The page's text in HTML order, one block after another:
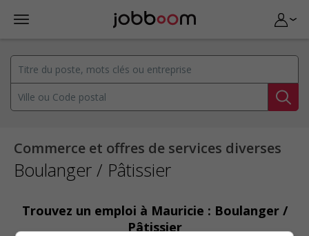
Commerce et offres de services diverses
Boulanger / Pâtissier
Trouvez un emploi à Mauricie : Boulanger /
Pâtissier